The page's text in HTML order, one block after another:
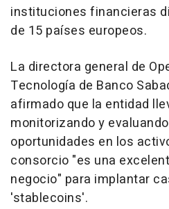
instituciones financieras
de 15 países europeos.
La directora general de
Tecnología de Banco
afirmado que la entidad
monitorizando y
oportunidades en los
consorcio "es una
negocio" para implantar
'stablecoins'.